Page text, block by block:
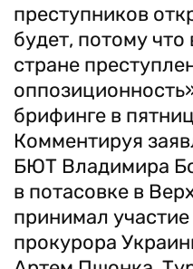
преступников
будет, потому что
стране
брифинге в
Комментируя
БЮТ Владимира
в потасовке в
принимал
прокурора